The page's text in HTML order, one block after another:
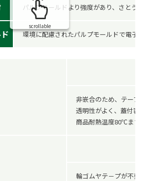
パルプモールドより強度があり、さとうき
環境に配慮されたパルプモールドで電子レ
scrollable
非嵌合のため、テープや
透明性がよく、蓋付容器
商品耐熱温度80℃までの
輪ゴムヤテ－プが不要な